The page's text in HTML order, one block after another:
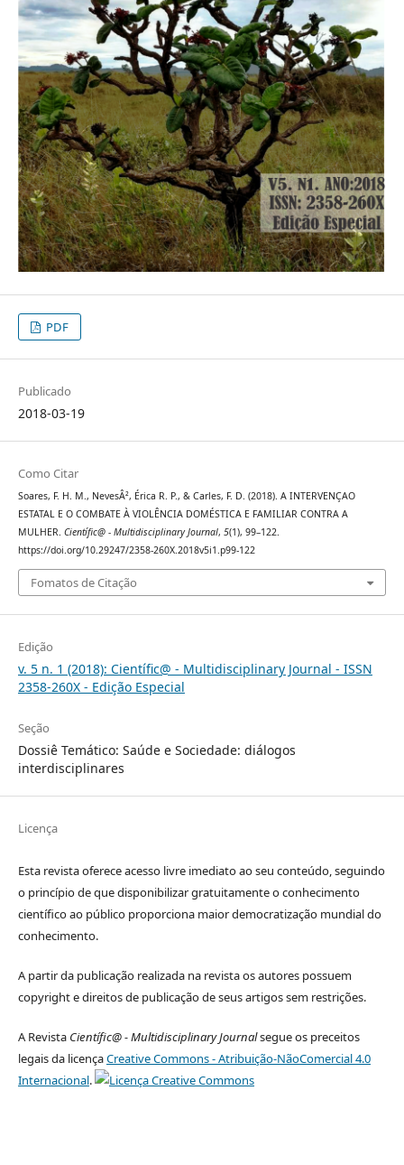
PDF
Publicado
2018-03-19
Como Citar
Soares, F. H. M., NevesÂ², Érica R. P., & Carles, F. D. (2018). A INTERVENÇAO
ESTATAL E O COMBATE À VIOLÊNCIA DOMÉSTICA E FAMILIAR CONTRA A
MULHER. Científic@ - Multidisciplinary Journal, 5(1), 99–122.
https://doi.org/10.29247/2358-260X.2018v5i1.p99-122
Fomatos de Citação
Edição
v. 5 n. 1 (2018): Científic@ - Multidisciplinary Journal - ISSN
2358-260X - Edição Especial
Seção
Dossiê Temático: Saúde e Sociedade: diálogos
interdisciplinares
Licença
Esta revista oferece acesso livre imediato ao seu conteúdo, seguindo
o princípio de que disponibilizar gratuitamente o conhecimento
científico ao público proporciona maior democratização mundial do
conhecimento.
A partir da publicação realizada na revista os autores possuem
copyright e direitos de publicação de seus artigos sem restrições.
A Revista Científic@ - Multidisciplinary Journalsegue os preceitos
legais da licençaCreative Commons - Atribuição-NãoComercial 4.0
Internacional.